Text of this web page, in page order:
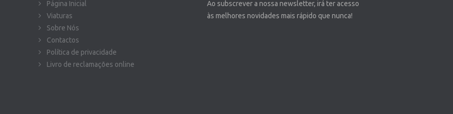
Página Inicial
Viaturas
Sobre Nós
Contactos
Política de privacidade
Livro de reclamações online
Ao subscrever a nossa newsletter, irá ter acesso
às melhores novidades mais rápido que nunca!